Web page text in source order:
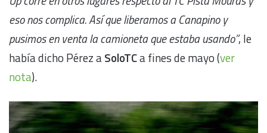
eso nos complica. Así que liberamos a Canapino y
pusimos en venta la camioneta que estaba usando”, le
había dicho Pérez aSoloTCa fines de mayo (ver
nota).